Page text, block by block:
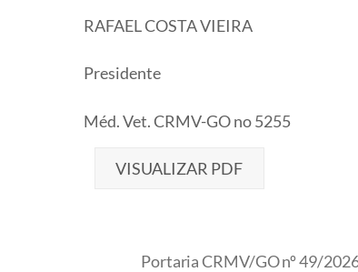
RAFAEL COSTA VIEIRA
Presidente
Méd. Vet. CRMV-GO no 5255
VISUALIZAR PDF
Portaria CRMV/GO nº 49/